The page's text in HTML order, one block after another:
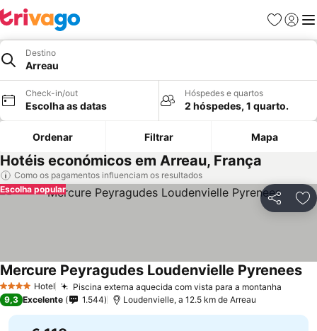
Favoritos
Iniciar
Destino
Arreau
Check-in/out
Escolha as datas
Hóspedes e quartos
2 hóspedes, 1 quarto.
Ordenar Filtrar Mapa
Hotéis económicos em Arreau, França
Como os pagamentos influenciam os resultados
Partilhar
Escolha popular
4 EstrelasHotel Piscina externa aquecida com vista para a montanha
Mercure Peyragudes Loudenvielle Pyrenees
9,3 Excelente 1.544 Loudenvielle, a 12.5 km de Arreau